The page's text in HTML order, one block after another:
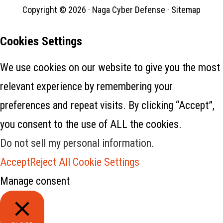
Copyright © 2026 · Naga Cyber Defense · Sitemap
Cookies Settings
We use cookies on our website to give you the most
relevant experience by remembering your
preferences and repeat visits. By clicking “Accept”,
you consent to the use of ALL the cookies.
Do not sell my personal information.
AcceptReject All Cookie Settings
Manage consent